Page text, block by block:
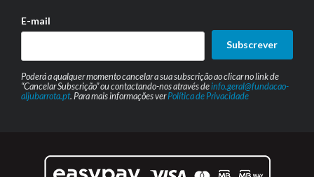
E-mail
Subscrever
Poderá a qualquer momento cancelar a sua subscrição ao clicar no link de
“Cancelar Subscrição” ou contactando-nos através deinfo.geral@fundacao-
aljubarrota.pt. Para mais informações verPolítica de Privacidade